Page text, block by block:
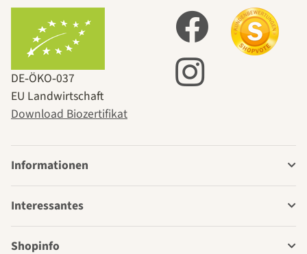
DE‑ÖKO‑037
EU Landwirtschaft
Download Biozertifikat
Informationen
Interessantes
Shopinfo